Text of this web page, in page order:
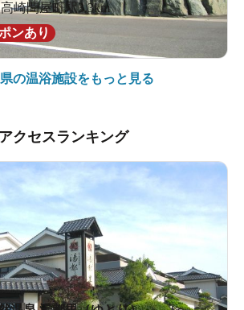
崎問屋町駅3.3km
ンあり
の温浴施設をもっと見る
クセスランキング